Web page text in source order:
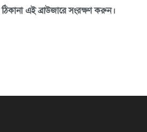
এই ব্রাউজারে সংরক্ষণ করুন।